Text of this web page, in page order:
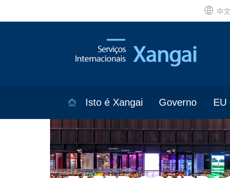
中文
Isto é Xangai Governo EU